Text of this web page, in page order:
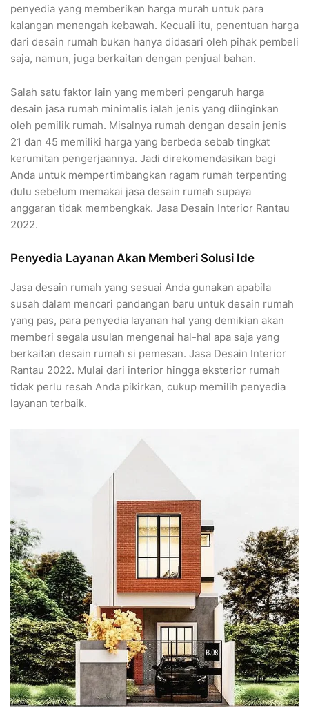
penyedia yang memberikan harga murah untuk para
kalangan menengah kebawah. Kecuali itu, penentuan harga
dari desain rumah bukan hanya didasari oleh pihak pembeli
saja, namun, juga berkaitan dengan penjual bahan.
Salah satu faktor lain yang memberi pengaruh harga
desain jasa rumah minimalis ialah jenis yang diinginkan
oleh pemilik rumah. Misalnya rumah dengan desain jenis
21 dan 45 memiliki harga yang berbeda sebab tingkat
kerumitan pengerjaannya. Jadi direkomendasikan bagi
Anda untuk mempertimbangkan ragam rumah terpenting
dulu sebelum memakai jasa desain rumah supaya
anggaran tidak membengkak. Jasa Desain Interior Rantau
2022.
Penyedia Layanan Akan Memberi Solusi Ide
Jasa desain rumah yang sesuai Anda gunakan apabila
susah dalam mencari pandangan baru untuk desain rumah
yang pas, para penyedia layanan hal yang demikian akan
memberi segala usulan mengenai hal-hal apa saja yang
berkaitan desain rumah si pemesan. Jasa Desain Interior
Rantau 2022. Mulai dari interior hingga eksterior rumah
tidak perlu resah Anda pikirkan, cukup memilih penyedia
layanan terbaik.